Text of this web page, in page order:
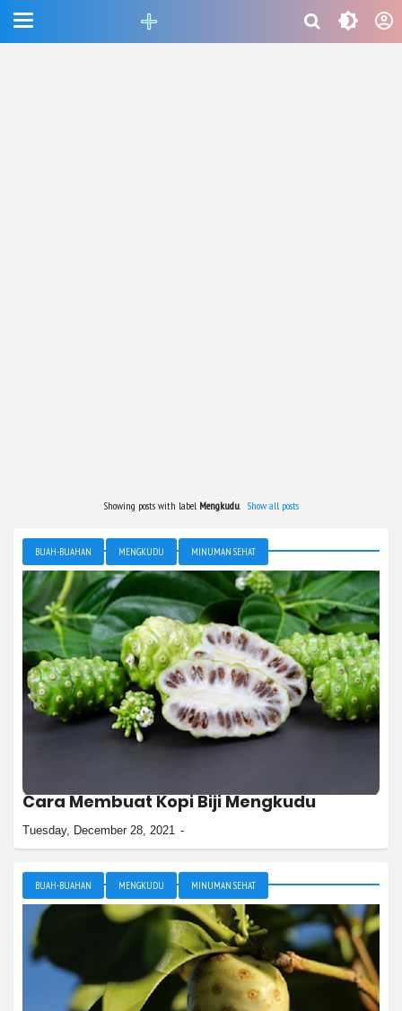
Showing posts with label Mengkudu Show all posts
BUAH-BUAHAN MENGKUDU MINUMAN SEHAT
Cara Membuat Kopi Biji Mengkudu
Tuesday, December 28, 2021
BUAH-BUAHAN MENGKUDU MINUMAN SEHAT